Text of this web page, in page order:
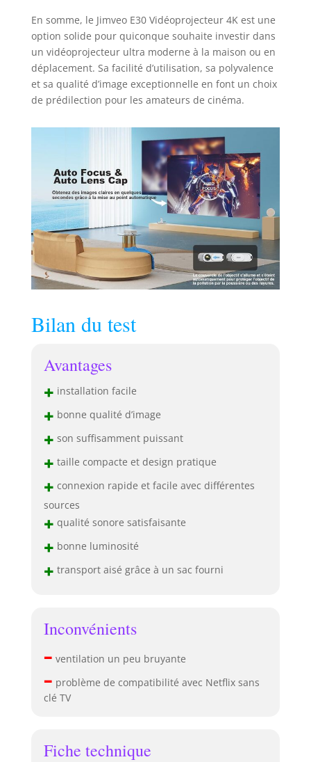
En somme, le Jimveo E30 Vidéoprojecteur 4K est une
option solide pour quiconque souhaite investir dans
un vidéoprojecteur ultra moderne à la maison ou en
déplacement. Sa facilité d’utilisation, sa polyvalence
et sa qualité d’image exceptionnelle en font un choix
de prédilection pour les amateurs de cinéma.
Bilan du test
Avantages
+ installation facile
+ bonne qualité d’image
+ son suffisamment puissant
+ taille compacte et design pratique
+ connexion rapide et facile avec différentes
sources
+ qualité sonore satisfaisante
+ bonne luminosité
+ transport aisé grâce à un sac fourni
Inconvénients
– ventilation un peu bruyante
– problème de compatibilité avec Netflix sans
clé TV
Fiche technique